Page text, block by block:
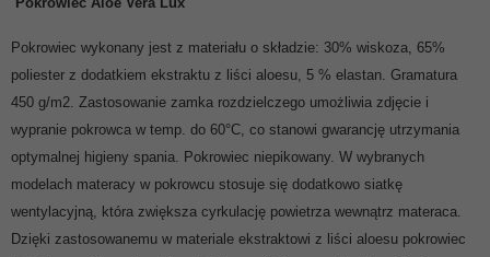
Pokrowiec wykonany jest z materiału o składzie: 30% wiskoza, 65%
poliester z dodatkiem ekstraktu z liści aloesu, 5 % elastan. Gramatura
450 g/m2. Zastosowanie zamka rozdzielczego umożliwia zdjęcie i
wypranie pokrowca w temp. do 60°C, co stanowi gwarancję utrzymania
optymalnej higieny spania. Pokrowiec niepikowany. W wybranych
modelach materacy w pokrowcu stosuje się dodatkowo siatkę
wentylacyjną, która zwiększa cyrkulację powietrza wewnątrz materaca.
Dzięki zastosowanemu w materiale ekstraktowi z liści aloesu pokrowiec